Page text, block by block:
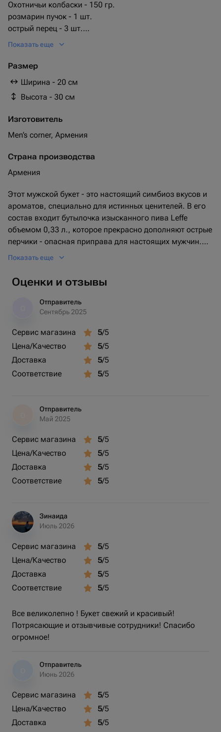
Охотничьи колбаски - 150 гр.
розмарин пучок - 1 шт.
острый перец - 3 шт.
хлеб багет - 2 шт.
охотничьи колбаски мини - 23 шт.
арахис со вкусом креветки - 150 гр.
пиво leffe 0.33l - 1 шт.
Показать еще
Размер
Ширина - 20 см
Высота - 30 см
Изготовитель
Men’s corner, Армения
Страна производства
Армения
Этот мужской букет - это настоящий симбиоз вкусов и
ароматов, специально для истинных ценителей. В его
состав входит бутылочка изысканного пива Leffe
объемом 0,33 л., которое прекрасно дополняют острые
перчики - опасная приправа для настоящих мужчин.
Букет украшает копченый сыр в виде косички, который
штук, подчёркивающие охотничью тематику.
Композиция укомплектована шестью охотничьими
колбасками и двумя багетами для настоящих
гурманов. Вершина вкусовой нирваны - арахис,
васаби и с ароматом креветок. Каждый из них - 150
грамм чистого удовольствия. И, конечно, в конце вас
ждет приятный акцент - 30 грамм розмарина, который
добавит букету своего неповторимого аромата. Этот
Показать еще
Оценки и отзывы
Отправитель
Сентябрь 2025
Сервис магазина 5/5
Цена/Качество
5/5
Доставка
5/5
Соответствие
5/5
Отправитель
Май 2025
Сервис магазина 5/5
Цена/Качество
5/5
Доставка
5/5
Соответствие
5/5
Зинаида
Июль 2026
Сервис магазина 5/5
Цена/Качество
5/5
Доставка
5/5
Соответствие
5/5
Все великолепно ! Букет свежий и красивый!
Потрясающие и отзывчивые сотрудники! Спасибо
огромное!
Отправитель
Июнь 2026
Сервис магазина 5/5
Цена/Качество
5/5
Доставка
5/5